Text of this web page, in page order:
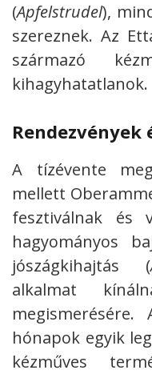
(Apfelstrudel),
szereznek. Az
származó
kihagyhatatlanok.
Rendezvények
A tízévente
mellett
fesztiválnak és
hagyományos
jószágkihajtás (
alkalmat
hónapok egyik
kézműves